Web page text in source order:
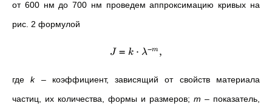
от 600 нм до 700 нм проведем аппроксимацию кривых на
рис. 2 формулой
J = k ⋅ λ−m,
гдеk– коэффициент, зависящий от свойств материала
частиц, их количества, формы и размеров; m – показатель,